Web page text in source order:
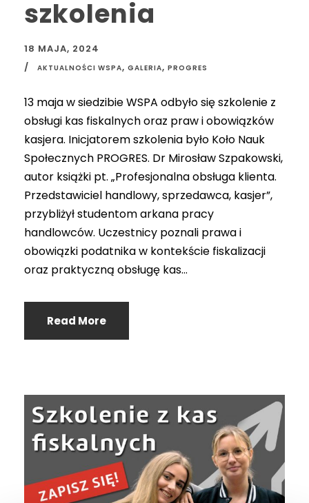
szkolenia
18 MAJA, 2024
AKTUALNOŚCI WSPA, GALERIA, PROGRES
13 maja w siedzibie WSPA odbyło się szkolenie z
obsługi kas fiskalnych oraz praw i obowiązków
kasjera. Inicjatorem szkolenia było Koło Nauk
Społecznych PROGRES. Dr Mirosław Szpakowski,
autor książki pt. „Profesjonalna obsługa klienta.
Przedstawiciel handlowy, sprzedawca, kasjer”,
przybliżył studentom arkana pracy
handlowców. Uczestnicy poznali prawa i
obowiązki podatnika w kontekście fiskalizacji
oraz praktyczną obsługę kas...
Read More